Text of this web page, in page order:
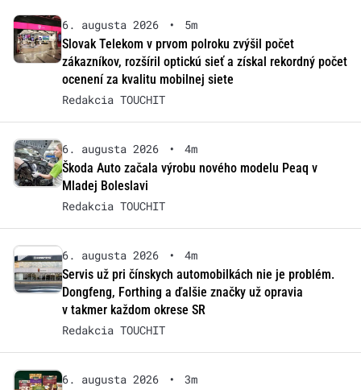
6. augusta 2026 •
5m
Slovak Telekom v prvom polroku zvýšil počet
zákazníkov, rozšíril optickú sieť a získal rekordný počet
ocenení za kvalitu mobilnej siete
Redakcia TOUCHIT
6. augusta 2026 •
4m
Škoda Auto začala výrobu nového modelu Peaq v
Mladej Boleslavi
Redakcia TOUCHIT
6. augusta 2026 •
4m
Servis už pri čínskych automobilkách nie je problém.
Dongfeng, Forthing a ďalšie značky už opravia
v takmer každom okrese SR
Redakcia TOUCHIT
6. augusta 2026 •
3m